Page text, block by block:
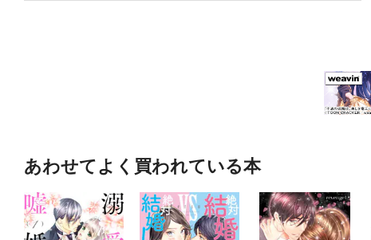
あわせてよく買われている本